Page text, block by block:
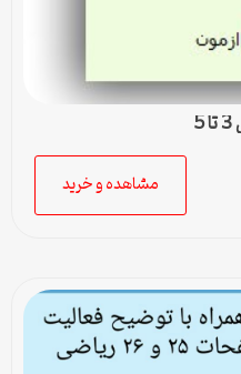
مشاهده و خرید